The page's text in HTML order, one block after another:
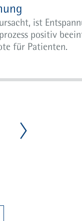
ist
positiv
für Patienten.